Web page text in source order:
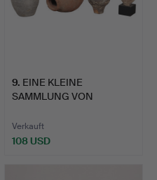
9. EINE KLEINE
SAMMLUNG VON
Verkauft
108 USD